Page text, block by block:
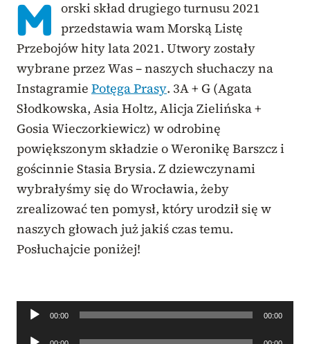
M orski skład drugiego turnusu 2021
przedstawia wam Morską Listę
Przebojów hity lata 2021. Utwory zostały
wybrane przez Was – naszych słuchaczy na
Instagramie Potęga Prasy. 3A + G (Agata
Słodkowska, Asia Holtz, Alicja Zielińska +
Gosia Wieczorkiewicz) w odrobinę
powiększonym składzie o Weronikę Barszcz i
gościnnie Stasia Brysia. Z dziewczynami
wybrałyśmy się do Wrocławia, żeby
zrealizować ten pomysł, który urodził się w
naszych głowach już jakiś czas temu.
Posłuchajcie poniżej!
Odtwarzacz
00:00 00:00
Odtwarzacz